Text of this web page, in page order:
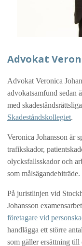
Advokat
Advokat Veronica
advokatsamfund sedan
med
Skadeståndskollegiet.
Veronica Johansson är
trafikskador,
olycksfallsskador och
som målsägandebiträde.
På juristlinjen vid
Johansson
företagare vid
handlägga ett större
som gäller ersättning till